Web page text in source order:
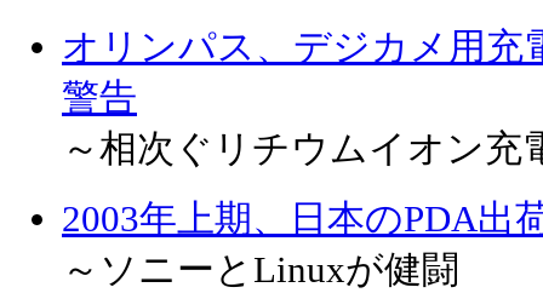
オリンパス、デジカメ用充
警告
～相次ぐリチウムイオン充
2003年上期、日本のPDA出
～ソニーとLinuxが健闘